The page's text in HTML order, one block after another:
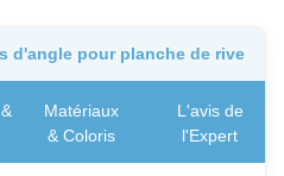
d'angle pour planche de rive
Matériaux
& Coloris
L'avis de
l'Expert